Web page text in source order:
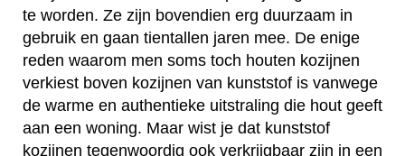
te worden. Ze zijn bovendien erg duurzaam in
gebruik en gaan tientallen jaren mee. De enige
reden waarom men soms toch houten kozijnen
verkiest boven kozijnen van kunststof is vanwege
de warme en authentieke uitstraling die hout geeft
aan een woning. Maar wist je dat kunststof
kozijnen tegenwoordig ook verkrijgbaar zijn in een